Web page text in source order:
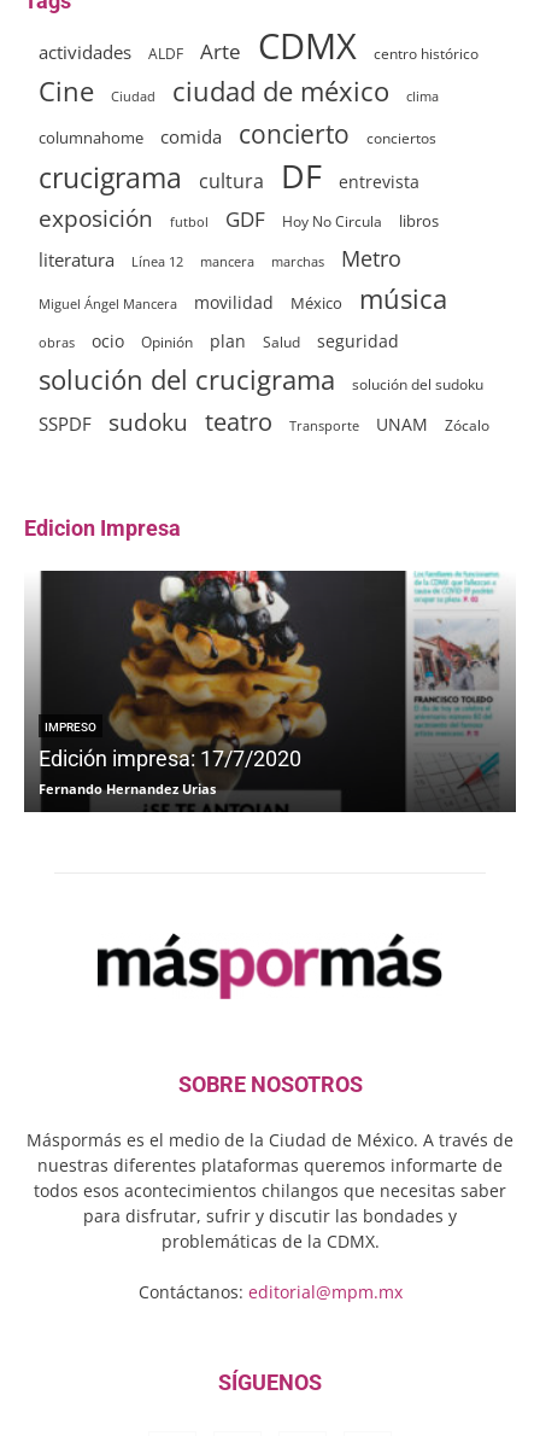
actividades ALDF Arte CDMX centro histórico
Cine Ciudad ciudad de méxico clima
columnahome comida concierto conciertos
crucigrama cultura DF entrevista
exposición futbol GDF Hoy No Circula libros
literatura Línea 12 mancera marchas Metro
Miguel Ángel Mancera movilidad México música
obras ocio Opinión plan Salud seguridad
solución del crucigrama solución del sudoku
SSPDF sudoku teatro Transporte UNAM Zócalo
Edicion Impresa
IMPRESO
Edición impresa: 17/7/2020
Fernando Hernandez Urias
SOBRE NOSOTROS
Máspormás es el medio de la Ciudad de México. A través de
nuestras diferentes plataformas queremos informarte de
todos esos acontecimientos chilangos que necesitas saber
para disfrutar, sufrir y discutir las bondades y
problemáticas de la CDMX.
Contáctanos: editorial@mpm.mx
SÍGUENOS